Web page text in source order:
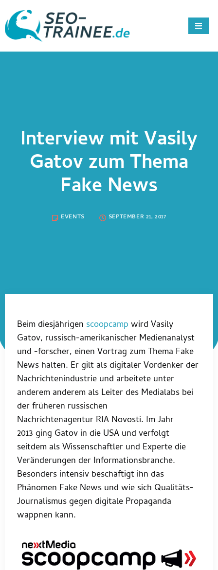
Interview mit Vasily
Gatov zum Thema
Fake News
EVENTS SEPTEMBER 21, 2017
Beim diesjährigen scoopcamp wird Vasily
Gatov, russisch-amerikanischer Medienanalyst
und -forscher, einen Vortrag zum Thema Fake
News halten. Er gilt als digitaler Vordenker der
Nachrichtenindustrie und arbeitete unter
anderem anderem als Leiter des Medialabs bei
der früheren russischen
Nachrichtenagentur RIA Novosti. Im Jahr
2013 ging Gatov in die USA und verfolgt
seitdem als Wissenschaftler und Experte die
Veränderungen der Informationsbranche.
Besonders intensiv beschäftigt ihn das
Phänomen Fake News und wie sich Qualitäts-
Journalismus gegen digitale Propaganda
wappnen kann.